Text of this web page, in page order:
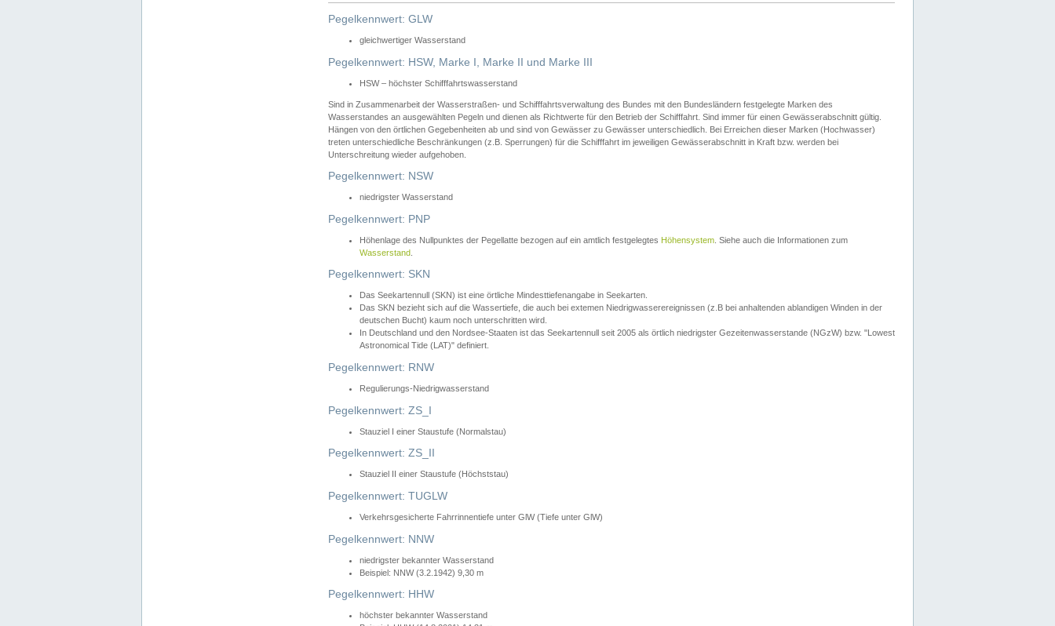
Pegelkennwert: GLW
gleichwertiger Wasserstand
Pegelkennwert: HSW, Marke I, Marke II und Marke III
HSW – höchster Schifffahrtswasserstand
Sind in Zusammenarbeit der Wasserstraßen- und Schifffahrtsverwaltung des Bundes mit den Bundesländern festgelegte Marken des
Wasserstandes an ausgewählten Pegeln und dienen als Richtwerte für den Betrieb der Schifffahrt. Sind immer für einen Gewässerabschnitt gültig.
Hängen von den örtlichen Gegebenheiten ab und sind von Gewässer zu Gewässer unterschiedlich. Bei Erreichen dieser Marken (Hochwasser)
treten unterschiedliche Beschränkungen (z.B. Sperrungen) für die Schifffahrt im jeweiligen Gewässerabschnitt in Kraft bzw. werden bei
Unterschreitung wieder aufgehoben.
Pegelkennwert: NSW
niedrigster Wasserstand
Pegelkennwert: PNP
Höhenlage des Nullpunktes der Pegellatte bezogen auf ein amtlich festgelegtes Höhensystem . Siehe auch die Informationen zum
Wasserstand
Pegelkennwert: SKN
Das Seekartennull (SKN) ist eine örtliche Mindesttiefenangabe in Seekarten.
Das SKN bezieht sich auf die Wassertiefe, die auch bei extemen Niedrigwasserereignissen (z.B bei anhaltenden ablandigen Winden in der
deutschen Bucht) kaum noch unterschritten wird.
In Deutschland und den Nordsee-Staaten ist das Seekartennull seit 2005 als örtlich niedrigster Gezeitenwasserstande (NGzW) bzw. "Lowest
Astronomical Tide (LAT)" definiert.
Pegelkennwert: RNW
Regulierungs-Niedrigwasserstand
Pegelkennwert: ZS_I
Stauziel I einer Staustufe (Normalstau)
Pegelkennwert: ZS_II
Stauziel II einer Staustufe (Höchststau)
Pegelkennwert: TUGLW
Verkehrsgesicherte Fahrrinnentiefe unter GlW (Tiefe unter GlW)
Pegelkennwert: NNW
niedrigster bekannter Wasserstand
Beispiel: NNW (3.2.1942) 9,30 m
Pegelkennwert: HHW
höchster bekannter Wasserstand